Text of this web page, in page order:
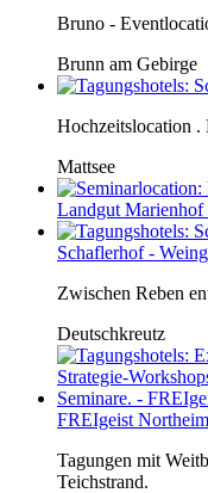
Bruno -
Brunn am Gebirge
Hochzeitslocation .
Mattsee
Landgut Marienhof
Schaflerhof -
Zwischen Reben
Deutschkreutz
FREIgeist Northeim
Tagungen mit
Teichstrand.